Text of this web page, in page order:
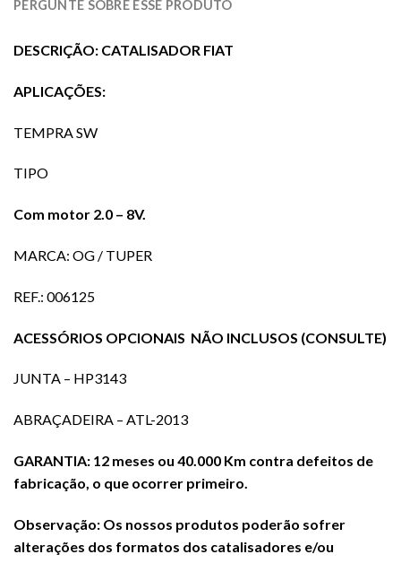
PERGUNTE SOBRE ESSE PRODUTO
DESCRIÇÃO: CATALISADOR FIAT
APLICAÇÕES:
TEMPRA SW
TIPO
Com motor 2.0 – 8V.
MARCA: OG / TUPER
REF.: 006125
ACESSÓRIOS OPCIONAIS NÃO INCLUSOS (CONSULTE)
JUNTA – HP3143
ABRAÇADEIRA – ATL-2013
GARANTIA: 12 meses ou 40.000 Km contra defeitos de
fabricação, o que ocorrer primeiro.
Observação: Os nossos produtos poderão sofrer
alterações dos formatos dos catalisadores e/ou